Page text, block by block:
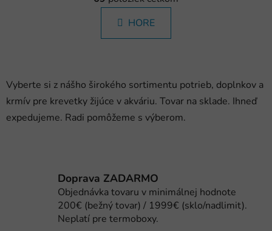
l
á
d
i
e
p
r
v
ý
p
i
n
k
e
HORE
Vyberte si z nášho širokého sortimentu potrieb, doplnkov a
krmív pre krevetky žijúce v akváriu. Tovar na sklade. Ihneď
expedujeme. Radi pomôžeme s výberom.
Doprava ZADARMO
Objednávka tovaru v minimálnej hodnote
200€ (bežný tovar) / 1999€ (sklo/nadlimit).
Neplatí pre termoboxy.